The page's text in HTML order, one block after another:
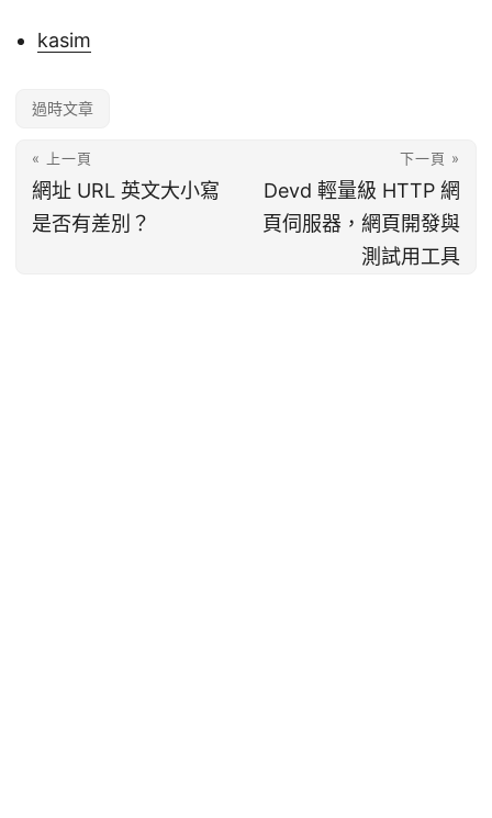
kasim
過時文章
« 上一頁
網址 URL 英文大小寫
是否有差別？
下一頁 »
Devd 輕量級 HTTP 網
頁伺服器，網頁開發與
測試用工具